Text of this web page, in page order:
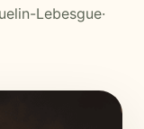
Lebesgue·